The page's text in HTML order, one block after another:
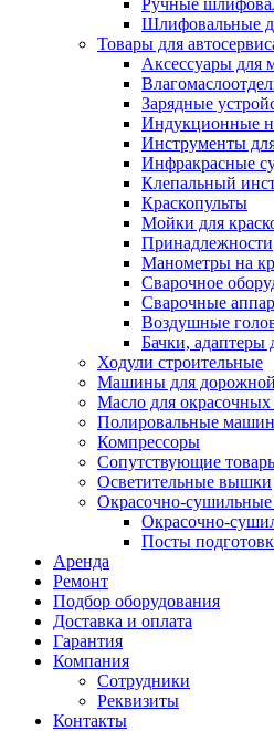
Ручные
Шлифовальные
Товары для
Аксессуары для
Зарядные
Индукционные
Инструменты
Инфракрасные
Клепальный
Краскопульты
Мойки для
Принадлежности
Манометры на
Сварочное
Сварочные
Воздушные
Бачки, адаптеры
Ходули строительные
Машины для дорожной
Масло для окрасочных
Полировальные
Компрессоры
Сопутствующие
Осветительные вышки
Окрасочно-
Окрасочно-
Посты
Аренда
Ремонт
Подбор оборудования
Доставка и оплата
Гарантия
Компания
Сотрудники
Реквизиты
Контакты